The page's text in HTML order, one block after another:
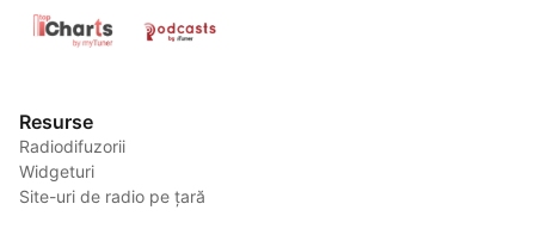
Resurse
Radiodifuzorii
Widgeturi
Site-uri de radio pe țară